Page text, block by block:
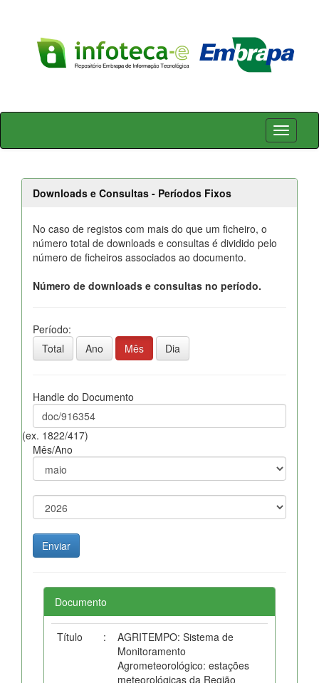
Skip
Downloads e Consultas - Períodos Fixos
No caso de registos com mais do que um ficheiro, o
número total de downloads e consultas é dividido pelo
número de ficheiros associados ao documento.
Número de downloads e consultas no período.
Período:
Total
Ano Mês Dia
Handle do Documento
(ex. 1822/417)
Mês/Ano
Documento
Título :
AGRITEMPO: Sistema de
Monitoramento
Agrometeorológico: estações
meteorológicas da Região